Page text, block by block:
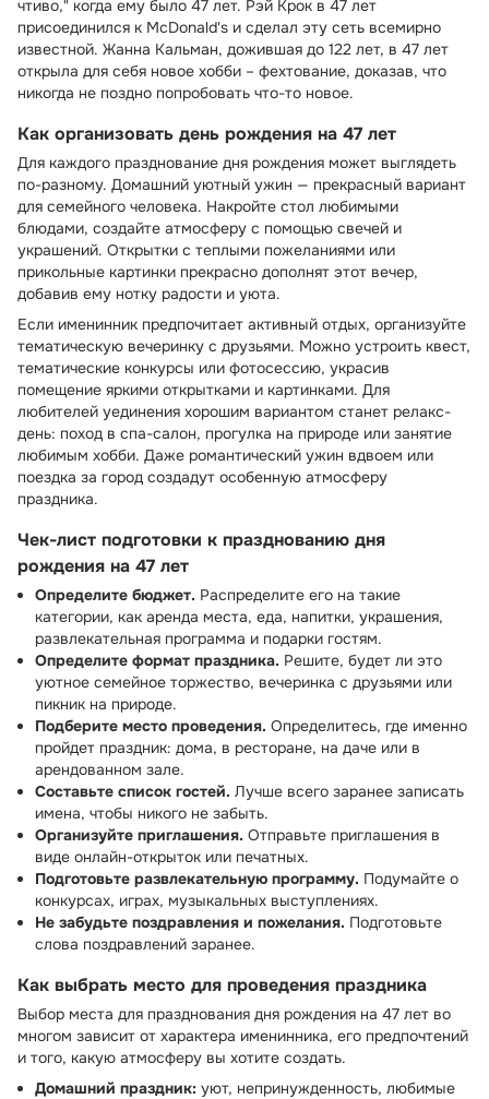
чтиво," когда ему было 47 лет. Рэй Крок в 47 лет
присоединился к McDonald's и сделал эту сеть всемирно
известной. Жанна Кальман, дожившая до 122 лет, в 47 лет
открыла для себя новое хобби – фехтование, доказав, что
никогда не поздно попробовать что-то новое.
Как организовать день рождения на 47 лет
Для каждого празднование дня рождения может выглядеть
по-разному. Домашний уютный ужин — прекрасный вариант
для семейного человека. Накройте стол любимыми
блюдами, создайте атмосферу с помощью свечей и
украшений. Открытки с теплыми пожеланиями или
прикольные картинки прекрасно дополнят этот вечер,
добавив ему нотку радости и уюта.
Если именинник предпочитает активный отдых, организуйте
тематическую вечеринку с друзьями. Можно устроить квест,
тематические конкурсы или фотосессию, украсив
помещение яркими открытками и картинками. Для
любителей уединения хорошим вариантом станет релакс-
день: поход в спа-салон, прогулка на природе или занятие
любимым хобби. Даже романтический ужин вдвоем или
поездка за город создадут особенную атмосферу
праздника.
Чек-лист подготовки к празднованию дня
рождения на 47 лет
Определите бюджет. Распределите его на такие
категории, как аренда места, еда, напитки, украшения,
развлекательная программа и подарки гостям.
Определите формат праздника. Решите, будет ли это
уютное семейное торжество, вечеринка с друзьями или
пикник на природе.
Подберите место проведения. Определитесь, где именно
пройдет праздник: дома, в ресторане, на даче или в
арендованном зале.
Составьте список гостей. Лучше всего заранее записать
имена, чтобы никого не забыть.
Организуйте приглашения. Отправьте приглашения в
виде онлайн-открыток или печатных.
Подготовьте развлекательную программу. Подумайте о
конкурсах, играх, музыкальных выступлениях.
Не забудьте поздравления и пожелания. Подготовьте
слова поздравлений заранее.
Как выбрать место для проведения праздника
Выбор места для празднования дня рождения на 47 лет во
многом зависит от характера именинника, его предпочтений
и того, какую атмосферу вы хотите создать.
Домашний праздник: уют, непринужденность, любимые